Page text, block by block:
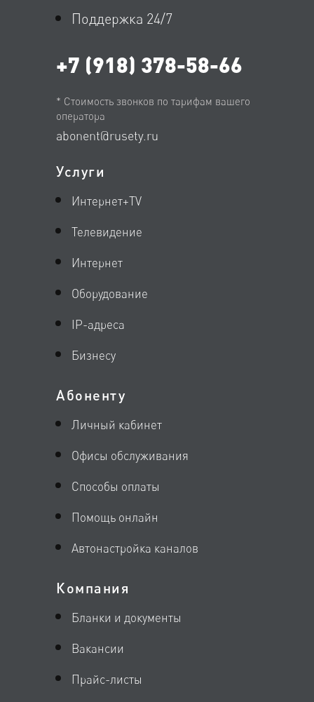
Поддержка 24/7
+7 (918) 378-58-66
* Стоимость звонков по тарифам вашего
оператора
abonent@rusety.ru
Услуги
Интернет+TV
Телевидение
Интернет
Оборудование
IP-адреса
Бизнесу
Абоненту
Личный кабинет
Офисы обслуживания
Способы оплаты
Помощь онлайн
Автонастройка каналов
Компания
Бланки и документы
Вакансии
Прайс-листы